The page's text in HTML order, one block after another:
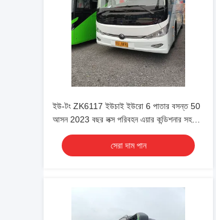
ইউ-টং ZK6117 ইউচাই ইউরো 6 পাতার বসন্ত 50
আসন 2023 বছর লক্স পরিবহন এয়ার কন্ডিশনার সহ
শাটল বা দীর্ঘ দূরত্বের জন্য
সেরা দাম পান